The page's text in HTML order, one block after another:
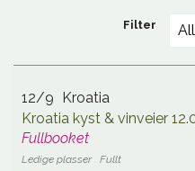
Filter
12/9 Kroatia
Kroatia kyst & vinveier
Fullbooket
Fullt